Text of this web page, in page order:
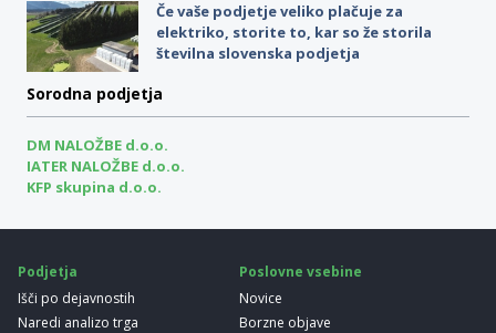
Če vaše podjetje veliko plačuje za
elektriko, storite to, kar so že storila
številna slovenska podjetja
Sorodna podjetja
DM NALOŽBE d.o.o.
IATER NALOŽBE d.o.o.
KFP skupina d.o.o.
Podjetja
Išči po dejavnostih
Naredi analizo trga
Poslovne vsebine
Novice
Borzne objave